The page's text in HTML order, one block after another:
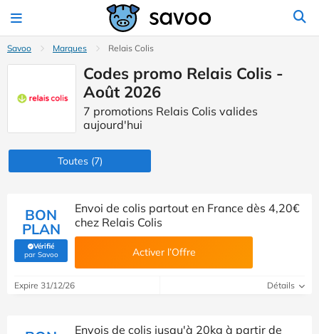
Savoo Marques Relais Colis
Codes promo Relais Colis -
Août 2026
7 promotions Relais Colis valides
aujourd'hui
Toutes(7)
BON
PLAN
Vérifié
par Savoo(Vérifié par Savoo)
Envoi de colis partout en France dès 4,20€
chez Relais Colis
Activer l’Offre
Expire 31/12/26 Détails
Envois de colis jusqu'à 20kg à partir de